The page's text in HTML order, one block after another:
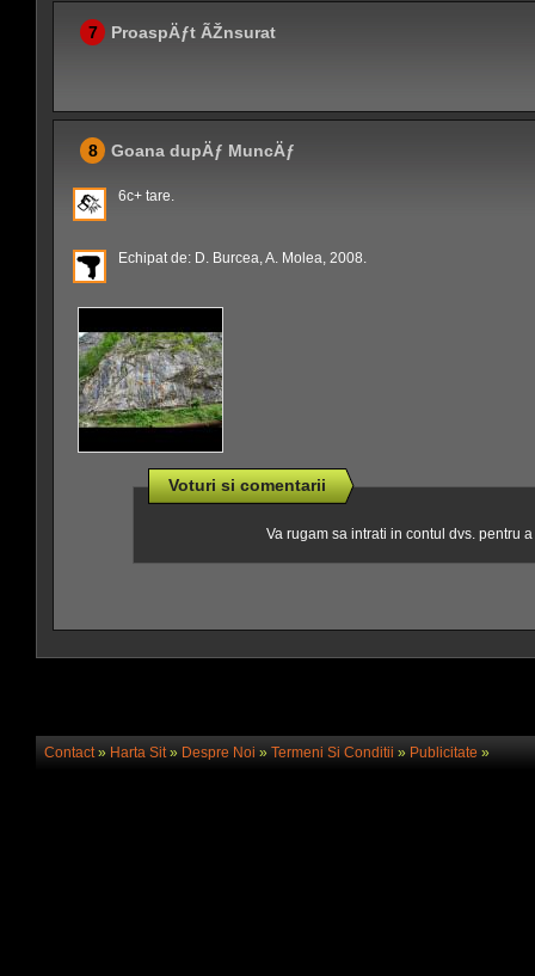
7 ProaspÄƒt ÃŽnsurat
8 Goana dupÄƒ MuncÄƒ
6c+ tare.
Echipat de: D. Burcea, A. Molea, 2008.
Voturi si comentarii
Va rugam sa intrati in contul dvs. pentru
Contact» Harta Sit» Despre Noi » Termeni Si Conditii » Publicitate»